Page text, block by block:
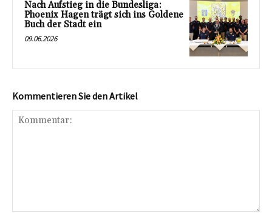
Nach Aufstieg in die Bundesliga:
Phoenix Hagen trägt sich ins Goldene
Buch der Stadt ein
09.06.2026
Kommentieren Sie den Artikel